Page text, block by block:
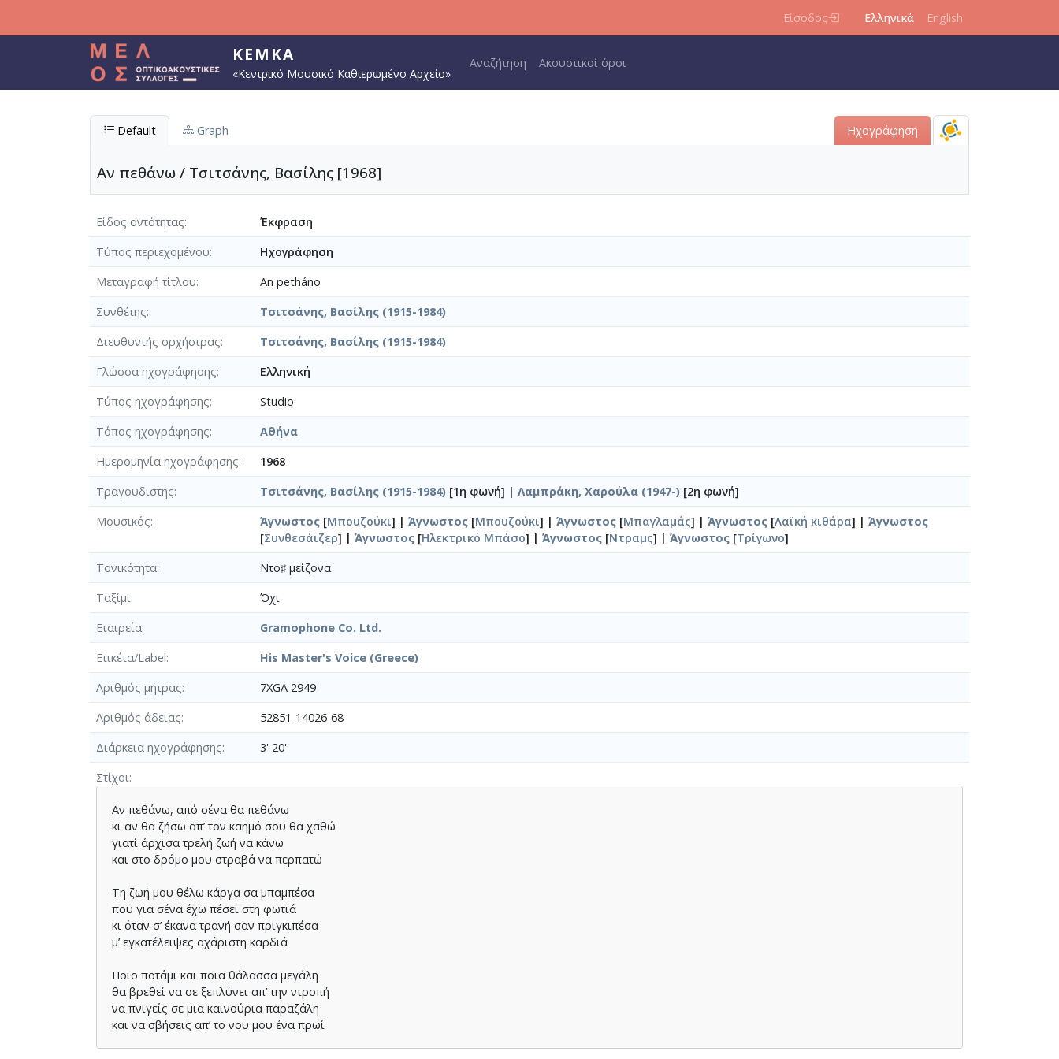
Είσοδος Ελληνικά English
ΚΕΜΚΑ
«Κεντρικό Μουσικό Καθιερωμένο Αρχείο»
Main navigation
Αναζήτηση Ακουστικοί όροι
Default Graph Ηχογράφηση
Αν πεθάνω / Τσιτσάνης, Βασίλης [1968]
Είδος οντότητας
Έκφραση
Τύπος περιεχομένου
Ηχογράφηση
Μεταγραφή τίτλου
An petháno
Συνθέτης
Τσιτσάνης, Βασίλης (1915-1984)
Διευθυντής ορχήστρας
Τσιτσάνης, Βασίλης (1915-1984)
Γλώσσα ηχογράφησης
Ελληνική
Τύπος ηχογράφησης
Studio
Τόπος ηχογράφησης
Αθήνα
Ημερομηνία ηχογράφησης
1968
Τραγουδιστής
Τσιτσάνης, Βασίλης (1915-1984) [1η φωνή] | Λαμπράκη, Χαρούλα (1947-) [2η φωνή]
Μουσικός
Άγνωστος [Μπουζούκι] | Άγνωστος [Μπουζούκι] | Άγνωστος [Μπαγλαμάς] | Άγνωστος [Λαϊκή κιθάρα] | Άγνωστος
[Συνθεσάιζερ] | Άγνωστος [Ηλεκτρικό Μπάσο] | Άγνωστος [Ντραμς] | Άγνωστος [Τρίγωνο]
Τονικότητα
Ντο♯ μείζονα
Ταξίμι
Όχι
Εταιρεία
Gramophone Co. Ltd.
Ετικέτα/Label
His Master's Voice (Greece)
Αριθμός μήτρας
7XGA 2949
Αριθμός άδειας
52851-14026-68
Διάρκεια ηχογράφησης
3' 20''
Στίχοι
Αν πεθάνω, από σένα θα πεθάνω
κι αν θα ζήσω απ’ τον καημό σου θα χαθώ
γιατί άρχισα τρελή ζωή να κάνω
και στο δρόμο μου στραβά να περπατώ
Τη ζωή μου θέλω κάργα σα μπαμπέσα
που για σένα έχω πέσει στη φωτιά
κι όταν σ’ έκανα τρανή σαν πριγκιπέσα
μ’ εγκατέλειψες αχάριστη καρδιά
Ποιο ποτάμι και ποια θάλασσα μεγάλη
θα βρεθεί να σε ξεπλύνει απ’ την ντροπή
να πνιγείς σε μια καινούρια παραζάλη
και να σβήσεις απ’ το νου μου ένα πρωί